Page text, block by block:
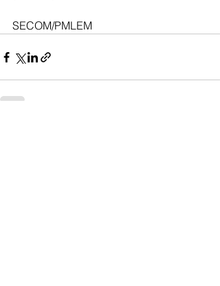
SECOM/PMLEM